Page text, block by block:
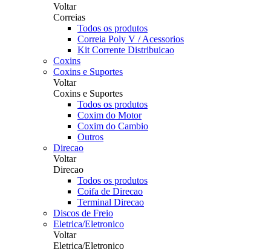
Voltar
Correias
Todos os produtos
Correia Poly V / Acessorios
Kit Corrente Distribuicao
Coxins
Coxins e Suportes
Voltar
Coxins e Suportes
Todos os produtos
Coxim do Motor
Coxim do Cambio
Outros
Direcao
Voltar
Direcao
Todos os produtos
Coifa de Direcao
Terminal Direcao
Discos de Freio
Eletrica/Eletronico
Voltar
Eletrica/Eletronico